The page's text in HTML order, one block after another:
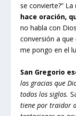
se convierte?”
hace oración,
no habla con
conversión a que
me pongo en el
San Gregorio
las gracias que
todos los siglos.
tiene por traidor